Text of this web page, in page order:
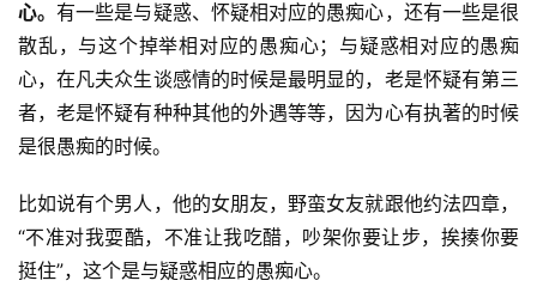
资
讯
心。有一些是与疑惑、怀疑相对应的愚痴心，还有一些是很
散乱，与这个掉举相对应的愚痴心；与疑惑相对应的愚痴
心，在凡夫众生谈感情的时候是最明显的，老是怀疑有第三
者，老是怀疑有种种其他的外遇等等，因为心有执著的时候
是很愚痴的时候。
比如说有个男人，他的女朋友，野蛮女友就跟他约法四章，
“不准对我耍酷，不准让我吃醋，吵架你要让步，挨揍你要
挺住”，这个是与疑惑相应的愚痴心。